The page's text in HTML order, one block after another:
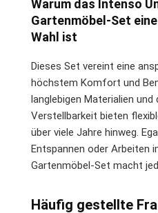
Warum das Intenso
Gartenmöbel-Set
Wahl ist
Dieses Set vereint eine
höchstem Komfort und
langlebigen Materialien und
Verstellbarkeit bieten
über viele Jahre hinweg.
Entspannen oder Arbeiten
Gartenmöbel-Set macht
Häufig gestellte